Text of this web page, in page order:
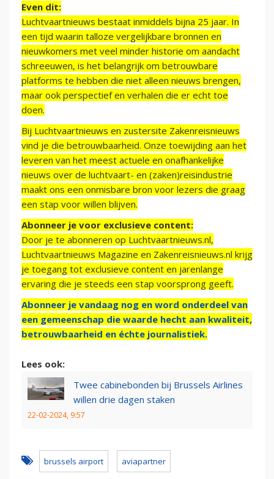
Even dit:
Luchtvaartnieuws bestaat inmiddels bijna 25 jaar. In
een tijd waarin talloze vergelijkbare bronnen en
nieuwkomers met veel minder historie om aandacht
schreeuwen, is het belangrijk om betrouwbare
platforms te hebben die niet alleen nieuws brengen,
maar ook perspectief en verhalen die er echt toe
doen.
Bij Luchtvaartnieuws en zustersite Zakenreisnieuws
vind je die betrouwbaarheid. Onze toewijding aan het
leveren van het meest actuele en onafhankelijke
nieuws over de luchtvaart- en (zaken)reisindustrie
maakt ons een onmisbare bron voor lezers die graag
een stap voor willen blijven.
Abonneer je voor exclusieve content:
Door je te abonneren op Luchtvaartnieuws.nl,
Luchtvaartnieuws Magazine en Zakenreisnieuws.nl krijg
je toegang tot exclusieve content en jarenlange
ervaring die je steeds een stap voorsprong geeft.
Abonneer je vandaag nog en word onderdeel van
een gemeenschap die waarde hecht aan kwaliteit,
betrouwbaarheid en échte journalistiek.
Lees ook:
Twee cabinebonden bij Brussels Airlines
willen drie dagen staken
22-02-2024, 9:57
brussels airport aviapartner